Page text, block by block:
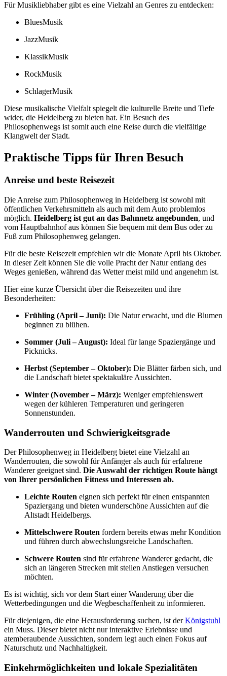
Für Musikliebhaber gibt es eine Vielzahl an Genres zu entdecken:
BluesMusik
JazzMusik
KlassikMusik
RockMusik
SchlagerMusik
Diese musikalische Vielfalt spiegelt die kulturelle Breite und Tiefe
wider, die Heidelberg zu bieten hat. Ein Besuch des
Philosophenwegs ist somit auch eine Reise durch die vielfältige
Klangwelt der Stadt.
Praktische Tipps für Ihren Besuch
Anreise und beste Reisezeit
Die Anreise zum Philosophenweg in Heidelberg ist sowohl mit
öffentlichen Verkehrsmitteln als auch mit dem Auto problemlos
möglich. Heidelberg ist gut an das Bahnnetz angebunden, und
vom Hauptbahnhof aus können Sie bequem mit dem Bus oder zu
Fuß zum Philosophenweg gelangen.
Für die beste Reisezeit empfehlen wir die Monate April bis Oktober.
In dieser Zeit können Sie die volle Pracht der Natur entlang des
Weges genießen, während das Wetter meist mild und angenehm ist.
Hier eine kurze Übersicht über die Reisezeiten und ihre
Besonderheiten:
Frühling (April – Juni): Die Natur erwacht, und die Blumen
beginnen zu blühen.
Sommer (Juli – August): Ideal für lange Spaziergänge und
Picknicks.
Herbst (September – Oktober): Die Blätter färben sich, und
die Landschaft bietet spektakuläre Aussichten.
Winter (November – März): Weniger empfehlenswert
wegen der kühleren Temperaturen und geringeren
Sonnenstunden.
Wanderrouten und Schwierigkeitsgrade
Der Philosophenweg in Heidelberg bietet eine Vielzahl an
Wanderrouten, die sowohl für Anfänger als auch für erfahrene
Wanderer geeignet sind. Die Auswahl der richtigen Route hängt
von Ihrer persönlichen Fitness und Interessen ab.
Leichte Routen eignen sich perfekt für einen entspannten
Spaziergang und bieten wunderschöne Aussichten auf die
Altstadt Heidelbergs.
Mittelschwere Routen fordern bereits etwas mehr Kondition
und führen durch abwechslungsreiche Landschaften.
Schwere Routen sind für erfahrene Wanderer gedacht, die
sich an längeren Strecken mit steilen Anstiegen versuchen
möchten.
Es ist wichtig, sich vor dem Start einer Wanderung über die
Wetterbedingungen und die Wegbeschaffenheit zu informieren.
Für diejenigen, die eine Herausforderung suchen, ist derKönigstuhl
ein Muss. Dieser bietet nicht nur interaktive Erlebnisse und
atemberaubende Aussichten, sondern legt auch einen Fokus auf
Naturschutz und Nachhaltigkeit.
Einkehrmöglichkeiten und lokale Spezialitäten